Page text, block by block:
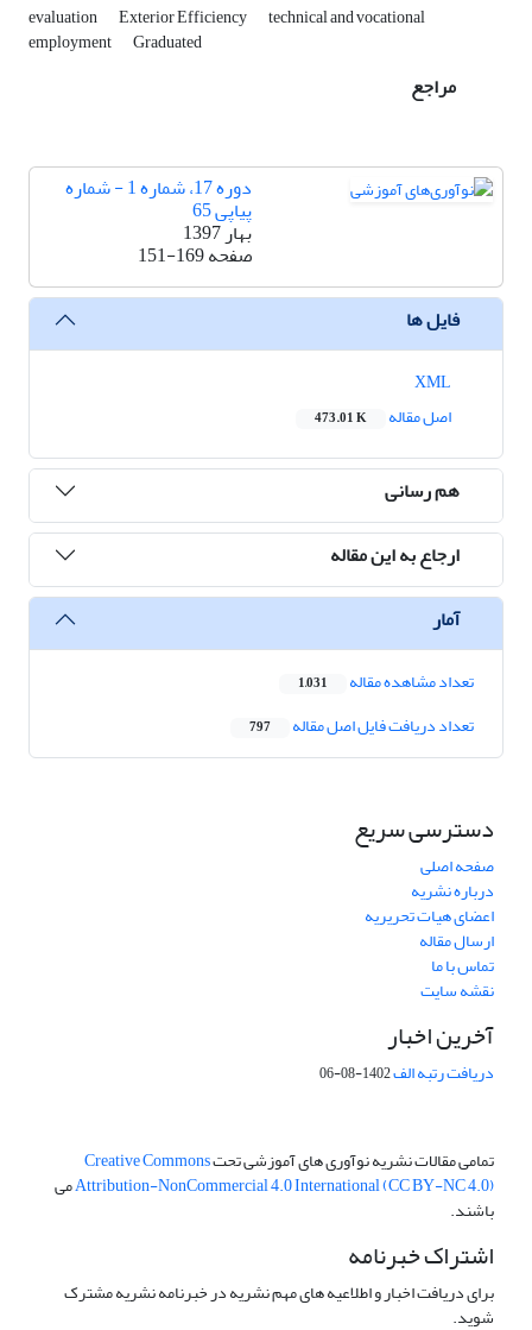
evaluation Exterior Efficiency technical and vocational
employment Graduated
مراجع
دوره 17، شماره 1 - شماره
پیاپی 65
بهار 1397
صفحه151-169
فایل ها
اصل مقاله
473.01 K
هم رسانی
ارجاع به این مقاله
آمار
تعداد مشاهده مقاله 1,031
تعداد دریافت فایل اصل مقاله 797
دسترسی سریع
صفحه اصلی
درباره نشریه
اعضای هیات تحریریه
ارسال مقاله
تماس با ما
نقشه سایت
آخرین اخبار
دریافت رتبه الف1402-08-06
تمامی مقالات نشریه نوآوری های آموزشی تحتCreative Commons
Attribution-NonCommercial 4.0 International (CC BY-NC 4.0)می
باشند.
اشتراک خبرنامه
برای دریافت اخبار و اطلاعیه های مهم نشریه در خبرنامه نشریه مشترک
شوید.